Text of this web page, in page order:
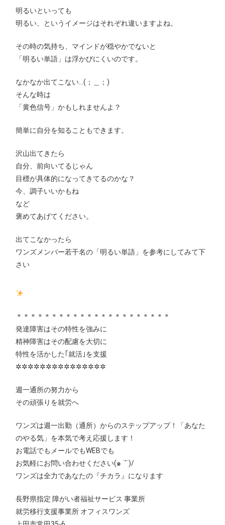
明るいといっても
明るい、というイメージはそれぞれ違いますよね。
その時の気持ち、マインドが穏やかでないと
「明るい単語」は浮かびにくいのです。
なかなか出てこない…(；＿；)
そんな時は
「黄色信号」かもしれませんよ？
簡単に自分を知ることもできます。
沢山出てきたら
自分、前向いてるじゃん
目標が具体的になってきてるのかな？
今、調子いいかもね
など
褒めてあげてください。
出てこなかったら
ワンズメンバー若干名の「明るい単語」を参考にしてみて下
さい
＊＊＊＊＊＊＊＊＊＊＊＊＊＊＊＊＊＊＊＊＊＊
発達障害はその特性を強みに
精神障害はその配慮を大切に
特性を活かした｢就活｣を支援
✲✲✲✲✲✲✲✲✲✲✲✲✲✲✲
週一通所の努力から
その頑張りを就労へ
ワンズは週一出勤（通所）からのステップアップ！「あなた
のやる気」を本気で考え応援します！
お電話でもメールでもWEBでも
お気軽にお問い合わせください(๑ ˙˘˙)/
ワンズは全力であなたの『チカラ』になります
長野県指定 障がい者福祉サービス 事業所
就労移行支援事業所 オフィスワンズ